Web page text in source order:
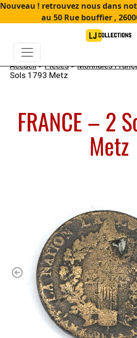
Nouveau ! retrouvez nous dans
au 50 Rue bouffier ,
Accueil>Pièces>Monnaies
Sols 1793 Metz
FRANCE – 2
Metz